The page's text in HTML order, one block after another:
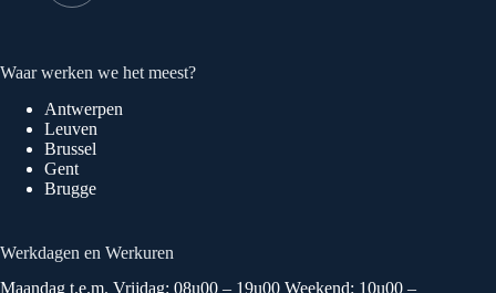
Waar werken we het meest?
Antwerpen
Leuven
Brussel
Gent
Brugge
Werkdagen en Werkuren
Maandag t.e.m. Vrijdag: 08u00 – 19u00 Weekend: 10u00 –